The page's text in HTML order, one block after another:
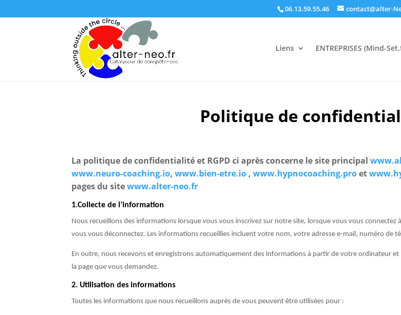
06.13.59.55.46 contact@alter-
Liens ENTREPRISES (Mind-
Politique de
La politique de confidentialité et RGPD ci après concerne le site principal
www.neuro-coaching.io,www.bien-etre.io ,www.hypnocoaching.proet
pages du sitewww.alter-neo.fr
1.Collecte de l’information
Nous recueillons des informations lorsque vous vous inscrivez sur notre site, lorsque vous vous
vous vous déconnectez. Les informations recueillies incluent votre nom, votre adresse e-mail, numéro de
En outre, nous recevons et enregistrons automatiquement des informations à partir de votre ordinateur
la page que vous demandez.
2. Utilisation des informations
Toutes les informations que nous recueillons auprès de vous peuvent être utilisées pour :